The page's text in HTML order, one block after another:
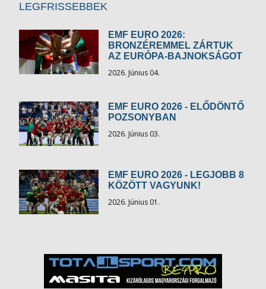
LEGFRISSEBBEK
EMF EURO 2026:
BRONZÉREMMEL ZÁRTUK
AZ EURÓPA-BAJNOKSÁGOT
2026. Június 04.
EMF EURO 2026 - ELŐDÖNTŐ
POZSONYBAN
2026. Június 03.
EMF EURO 2026 - LEGJOBB 8
KÖZÖTT VAGYUNK!
2026. Június 01.